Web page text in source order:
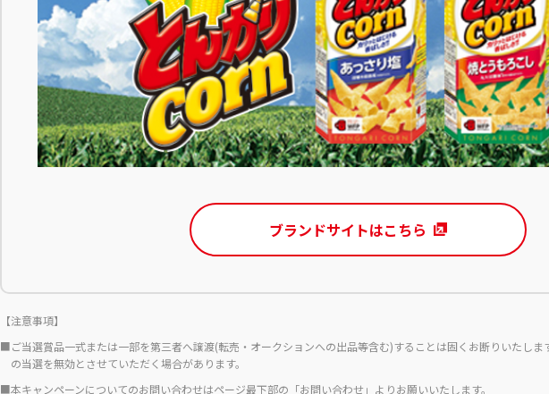
ブランドサイトはこちら
【注意事項】
■ご当選賞品一式または一部を第三者へ譲渡(転売・オークションへの出品等含む)することは固くお断りいたしま
の当選を無効とさせていただく場合があります。
■本キャンペーンについてのお問い合わせはページ最下部の「お問い合わせ」よりお願いいたします。